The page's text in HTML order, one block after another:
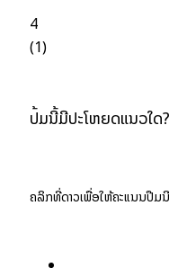
4
(1)
ປື້ມນີ້ມີປະໂຫຍດແນວໃດ?
ຄລິກທີ່ດາວເພື່ອໃຫ້ຄະແນນປື້ມ